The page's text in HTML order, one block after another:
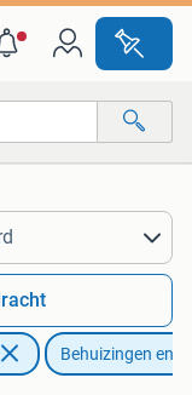
Behuizingen en